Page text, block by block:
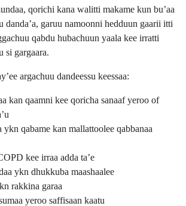
qorichi kana walitti makame kun bu’aa
danda’a, garuu namoonni hedduun gaarii itti
qabdu hubachuun yaala kee irratti
si gargaara.
argachuu dandeessu keessaa:
kan qaamni kee qoricha sanaaf yeroo of
ykn qabame kan mallattoolee qabbanaa
kee irraa adda ta’e
ykn dhukkuba maashaalee
rakkina garaa
yeroo saffisaan kaatu